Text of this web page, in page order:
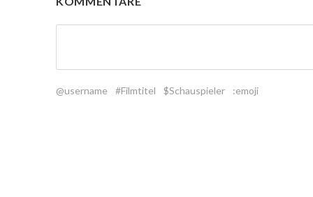
@username #Filmtitel $Schauspieler :emoji